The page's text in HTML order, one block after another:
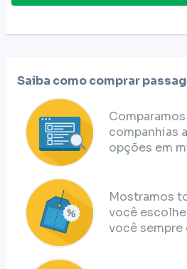
Saiba como comprar
companhias
opções em
Mostramos
você
você sempre